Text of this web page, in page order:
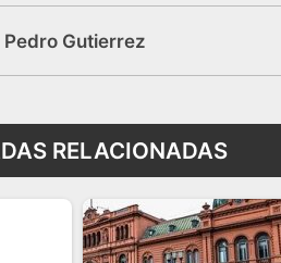
Pedro Gutierrez
RELACIONADAS